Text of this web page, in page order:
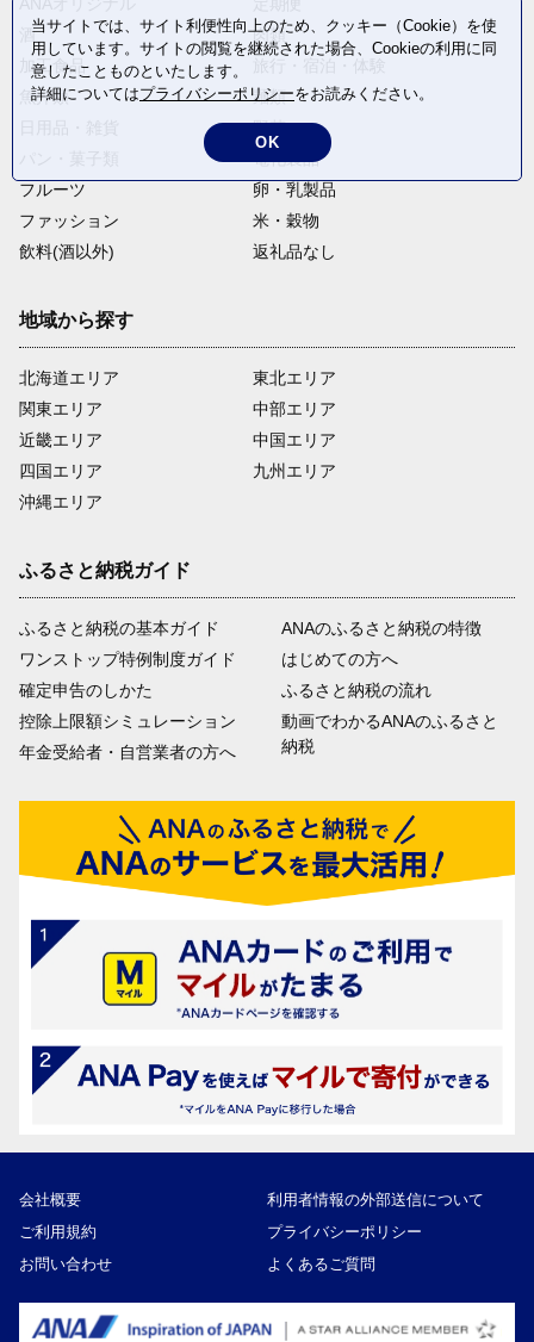
酒
肉類
加工食品
魚介類
麺類
野菜
電化製品
フルーツ
卵・乳製品
ファッション
米・穀物
飲料(酒以外)
返礼品なし
地域から探す
北海道エリア
関東エリア
近畿エリア
四国エリア
沖縄エリア
東北エリア
中部エリア
中国エリア
九州エリア
ふるさと納税ガイド
ふるさと納税の基本ガイド
ワンストップ特例制度ガイド
確定申告のしかた
控除上限額シミュレーション
年金受給者・自営業者の方へ
ANAのふるさと納税の特徴
はじめての方へ
ふるさと納税の流れ
動画でわかるANAのふるさと
納税
会社概要
利用者情報の外部送信について
ご利用規約
プライバシーポリシー
お問い合わせ
よくあるご質問
当サイトでは、サイト利便性向上のため、クッキー（Cookie）を使
用しています。サイトの閲覧を継続された場合、Cookieの利用に同
意したことものといたします。
詳細についてはプライバシーポリシーをお読みください。
OK